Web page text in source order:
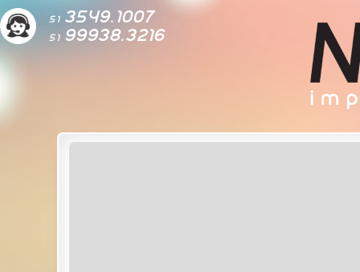
51 3549.1007
51 99938.3216